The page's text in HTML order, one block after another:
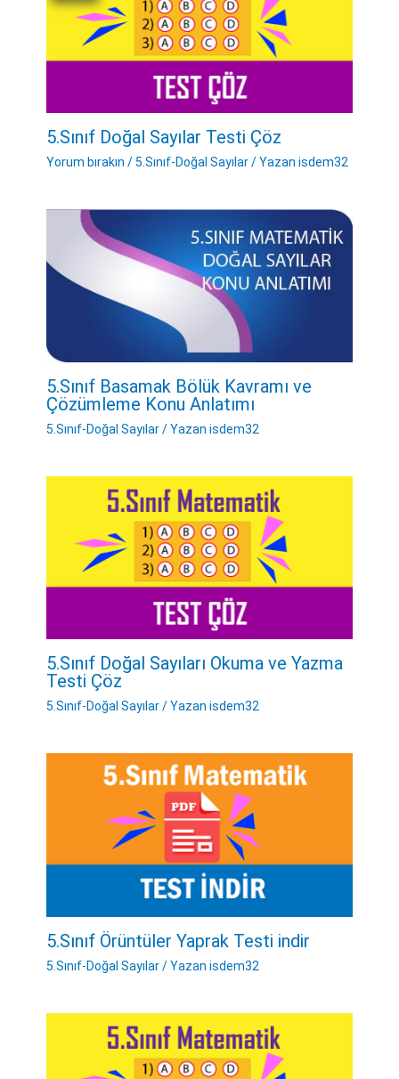
5.Sınıf Doğal Sayılar Testi Çöz
Yorum bırakın /5.Sınıf-Doğal Sayılar/ Yazan isdem32
5.Sınıf Basamak Bölük Kavramı ve
Çözümleme Konu Anlatımı
5.Sınıf-Doğal Sayılar/ Yazan isdem32
5.Sınıf Doğal Sayıları Okuma ve Yazma
Testi Çöz
5.Sınıf-Doğal Sayılar/ Yazan isdem32
5.Sınıf Örüntüler Yaprak Testi indir
5.Sınıf-Doğal Sayılar/ Yazan isdem32